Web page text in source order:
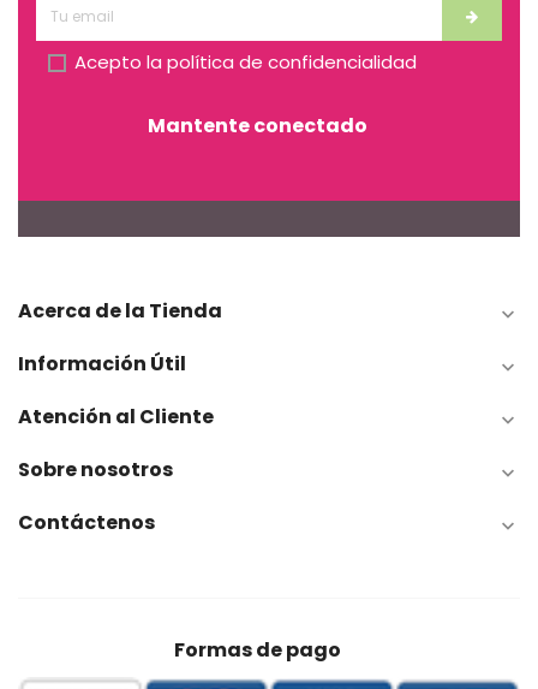
Acepto la política de confidencialidad
Mantente conectado
Acerca de la Tienda 
Información Útil 
Atención al Cliente 
Sobre nosotros 
Contáctenos 
Formas de pago